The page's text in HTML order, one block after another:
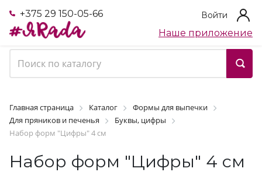
+375 29 150-05-66 Войти
Наше приложение
Главная страница Каталог
Формы для выпечки
Для пряников и печенья
Буквы, цифры
Набор форм "Цифры" 4 см
Набор форм "Цифры" 4 см